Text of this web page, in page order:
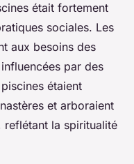
était fortement
sociales. Les
aux besoins des
par des
étaient
et arboraient
la spiritualité